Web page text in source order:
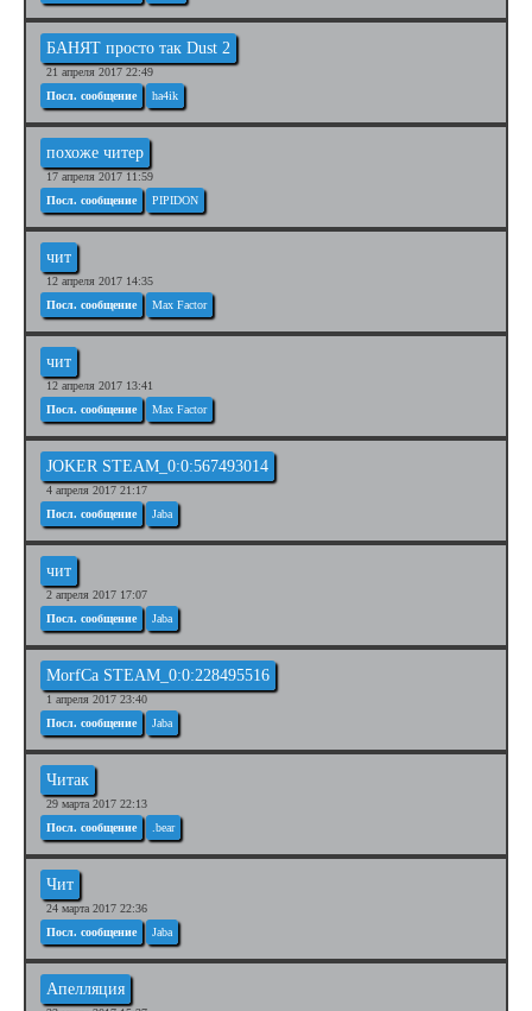
БАНЯТ просто так Dust 2
21 апреля 2017 22:49
Посл. сообщение
ha4ik
похоже читер
17 апреля 2017 11:59
Посл. сообщение
PIPIDON
чит
12 апреля 2017 14:35
Посл. сообщение
Max Factor
чит
12 апреля 2017 13:41
Посл. сообщение
Max Factor
JOKER STEAM_0:0:567493014
4 апреля 2017 21:17
Посл. сообщение
Jaba
чит
2 апреля 2017 17:07
Посл. сообщение
Jaba
MorfCa STEAM_0:0:228495516
1 апреля 2017 23:40
Посл. сообщение
Jaba
Читак
29 марта 2017 22:13
Посл. сообщение
.bear
Чит
24 марта 2017 22:36
Посл. сообщение
Jaba
Апелляция